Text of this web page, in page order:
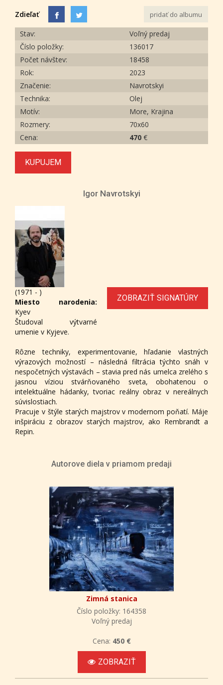
Zdieľať pridať do albumu
Stav:
Voľný predaj
Číslo položky:
136017
Počet návštev:
18458
Rok:
2023
Značenie:
Navrotskyi
Technika:
Olej
Motív:
More, Krajina
Rozmery:
70х60
Cena:
470 €
KUPUJEM
Igor Navrotskyi
ZOBRAZIŤ SIGNATÚRY
(1971 - )
Miesto narodenia:
Kyev
Študoval výtvarné
umenie v Kyjeve.
Rôzne techniky, experimentovanie, hľadanie vlastných
výrazových možností – následná filtrácia týchto snáh v
nespočetných výstavách – stavia pred nás umelca zrelého s
jasnou víziou stvárňovaného sveta, obohatenou o
intelektuálne hádanky, tvoriac reálny obraz v nereálnych
súvislostiach.
Pracuje v štýle starých majstrov v modernom poňatí. Máje
inšpiráciu z obrazov starých majstrov, ako Rembrandt a
Repin.
Autorove diela v priamom predaji
Zimná stanica
Číslo položky: 164358
Voľný predaj
Cena: 450 €
ZOBRAZIŤ